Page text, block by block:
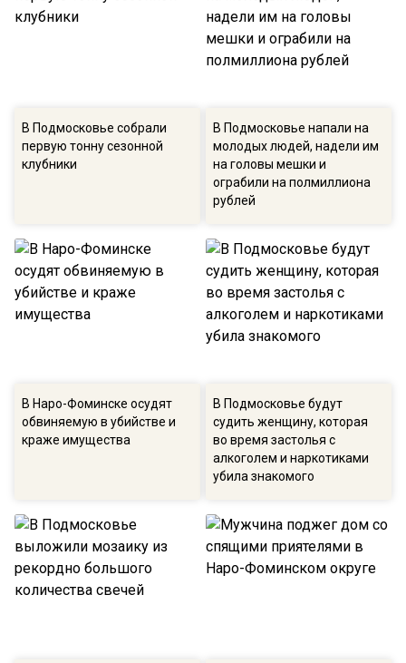
В Подмосковье собрали
первую тонну сезонной
клубники
В Подмосковье напали на
молодых людей, надели им
на головы мешки и
ограбили на полмиллиона
рублей
В Наро-Фоминске осудят
обвиняемую в убийстве и
краже имущества
В Подмосковье будут
судить женщину, которая
во время застолья с
алкоголем и наркотиками
убила знакомого